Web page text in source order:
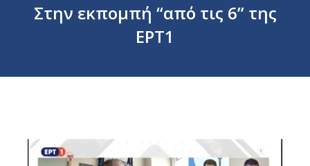
Στην εκπομπή “από τις 6” της
ΕΡΤ1